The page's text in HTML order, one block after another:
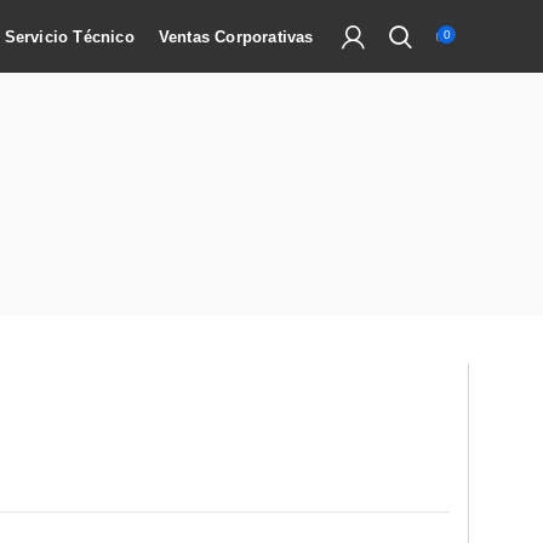
Servicio Técnico Ventas Corporativas 0